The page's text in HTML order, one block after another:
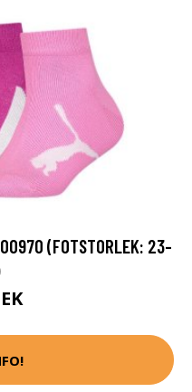
(FOTSTORLEK: 23-